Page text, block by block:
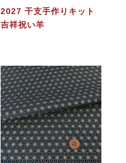
2027 干支手作りキット
吉祥祝い羊